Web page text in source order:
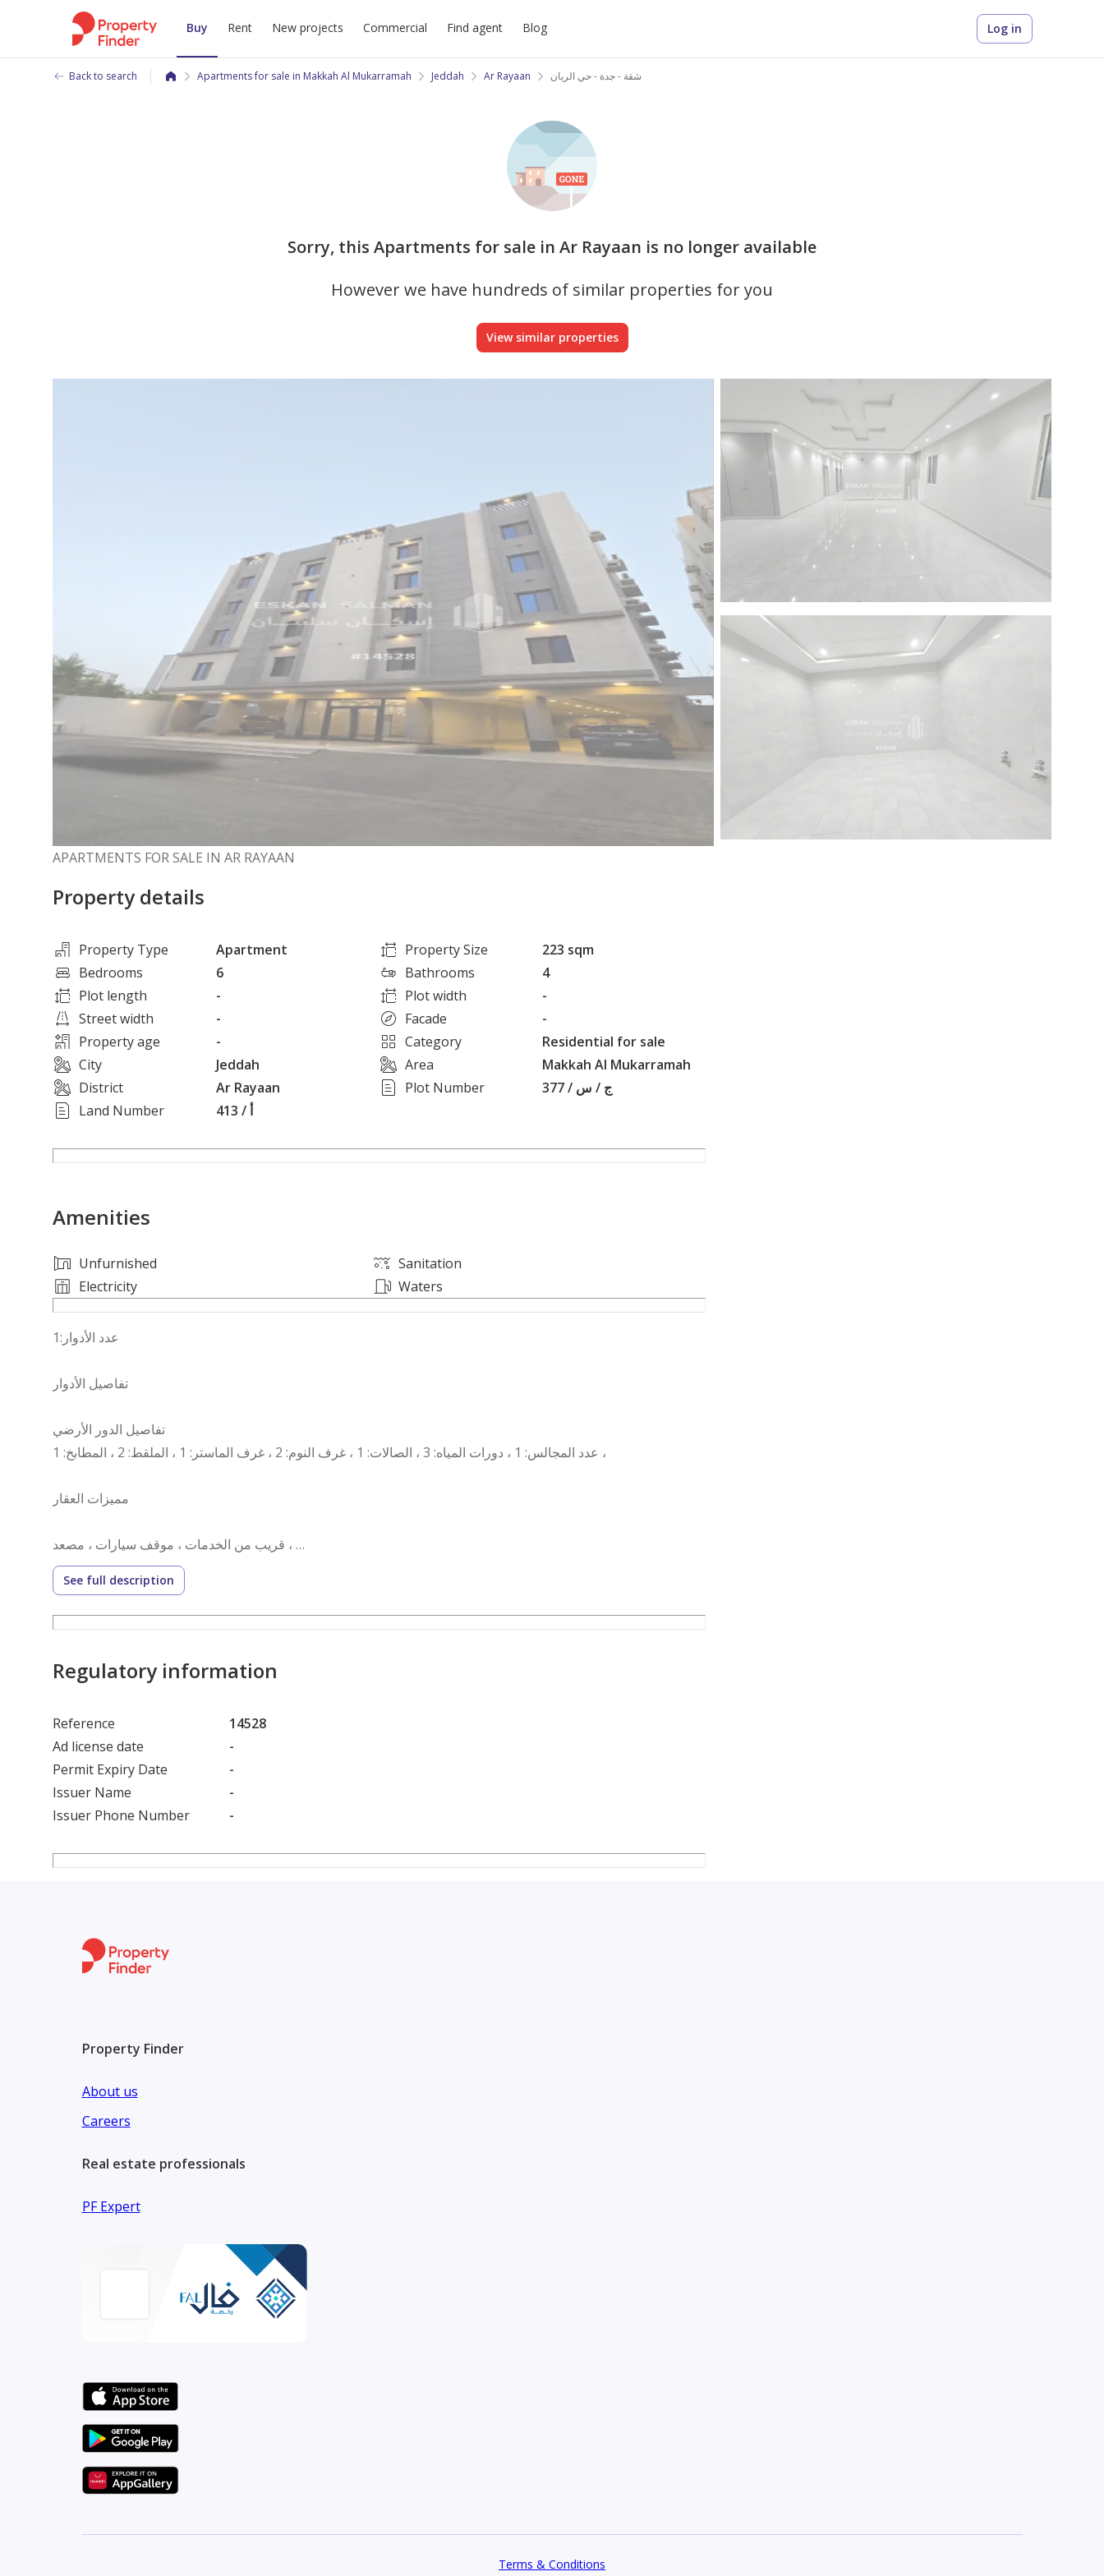
Buy Rent New projects Commercial Find agent Blog Log in
Back to search Apartments for sale in Makkah Al Mukarramah Jeddah Ar Rayaan شقة - جدة - حي الريان
Sorry, this Apartments for sale in Ar Rayaan is no longer available
However we have hundreds of similar properties for you
View similar properties
APARTMENTS FOR SALE IN AR RAYAAN
Property details
Property Type Apartment Property Size
223 sqm
Bedrooms
6 Bathrooms
4
Plot length
- Plot width
-
Street width
- Facade
-
Property age
- Category
Residential for sale
City
Jeddah Area
Makkah Al Mukarramah
District
Ar Rayaan Plot Number
377 / ج / س
Land Number
413 / أ
Amenities
Unfurnished
Sanitation
Electricity
Waters
تفاصيل الأدوار
تفاصيل الدور الأرضي
عدد المجالس: 1 ، دورات المياه: 3 ، الصالات: 1 ، غرف النوم: 2 ، غرف الماستر: 1 ، الملقط: 2 ، المطابخ: 1 ،
قريب من الخدمات ، موقف سيارات ، مصعد ،
رقم العرض: 14528
رقم ترخيص الإعلان: 7200621999
رقم الجوال: +966539053003
See full description
Regulatory information
Reference
14528
Ad license date
-
Permit Expiry Date
-
Issuer Name
-
Issuer Phone Number
-
Property Finder
About us
Careers
Real estate professionals
PF Expert
Terms & Conditions